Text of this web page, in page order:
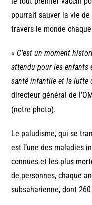
pourrait sauver la vie
travers le monde
« C’est un moment
attendu pour les enfants
santé infantile et la lutte
directeur général de
(notre photo).
Le paludisme, qui se
est l’une des maladies
connues et les plus
de personnes, chaque
subsaharienne, dont